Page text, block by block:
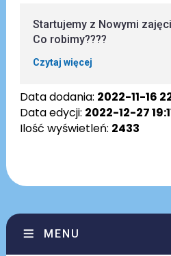
Startujemy z Nowymi
Co robimy????
Czytaj więcej
Data dodania: 2022-11-16
Data edycji: 2022-12-27
Ilość wyświetleń: 2433
MENU